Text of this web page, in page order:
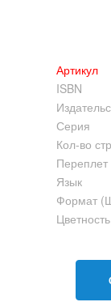
Артикул
ISBN
Серия
Кол-во
Переплет
Язык
Формат
Цветность